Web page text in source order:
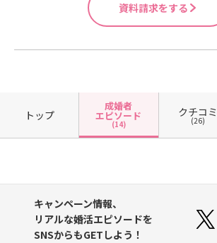
資料請求をする
トップ
成婚者
エピソード
(14)
クチコミ
(26)
キャンペーン情報、
リアルな婚活エピソードを
SNSからもGETしよう！